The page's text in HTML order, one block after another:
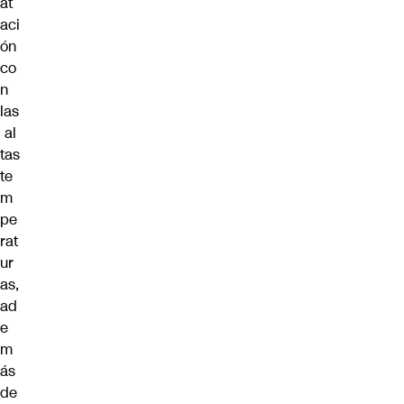
aci
ón
co
n
las
al
tas
te
m
pe
rat
ur
as,
ad
e
m
ás
de